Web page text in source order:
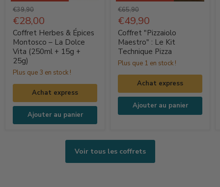
Coffret
Herbes
&
Épices
Montosco
–
La
Vita
(250ml
+
Prix
d'origine
€39,90
Prix
actuel
€28,00
Coffret Herbes & Épices
Montosco – La Dolce
Vita (250ml + 15g +
25g)
Plus que 3 en stock !
Achat express
Ajouter au panier
Coffret
"Pizzaiolo
Maestro"
Le
Kit
Technique
Pizza
Prix
d'origine
€65,90
Prix
actuel
€49,90
Coffret "Pizzaiolo
Maestro" : Le Kit
Technique Pizza
Plus que 1 en stock !
Achat express
Ajouter au panier
Voir tous les coffrets